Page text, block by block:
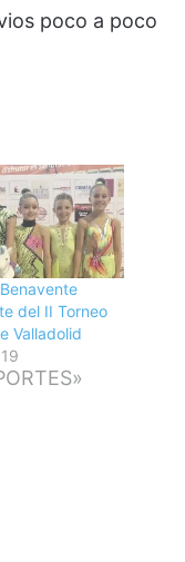
poco a poco
del II Torneo
Valladolid